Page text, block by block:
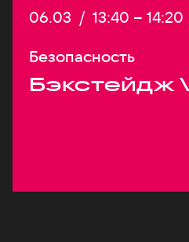
Дата:
06.03 / Начало:
13:40 – 14:20
Безопасность
Бэкстейдж